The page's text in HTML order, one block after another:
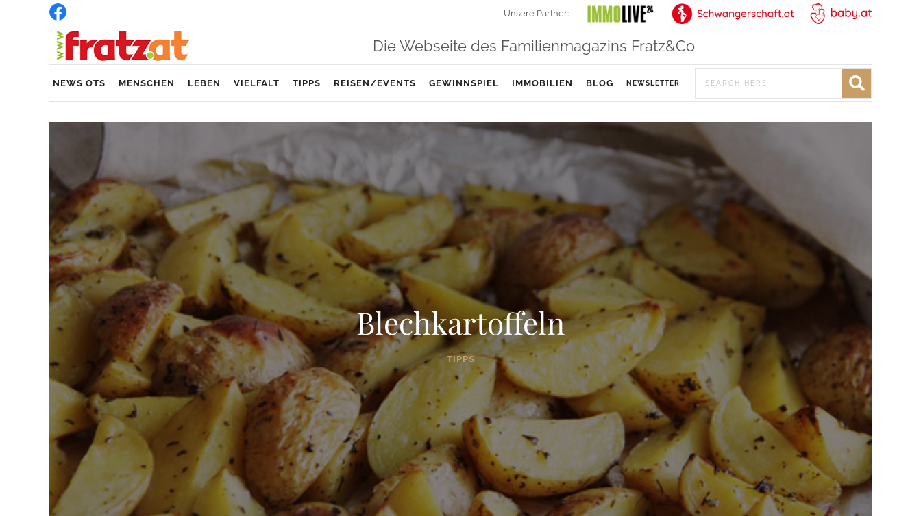
Unsere Partner:
Die Webseite des Familienmagazins Fratz&Co
NEWS OTS MENSCHEN LEBEN VIELFALT TIPPS REISEN/EVENTS GEWINNSPIEL IMMOBILIEN BLOG NEWSLETTER
Blechkartoffeln
TIPPS